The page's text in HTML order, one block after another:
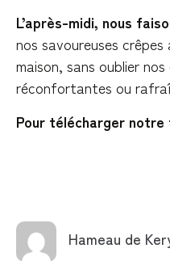
L’après-midi, nous
nos savoureuses
maison, sans oublier
réconfortantes ou
Pour télécharger notre
Hameau de